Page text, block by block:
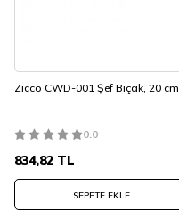
Zicco CWD-001 Şef Bıçak, 20 cm
0.0
834,82 TL
SEPETE EKLE